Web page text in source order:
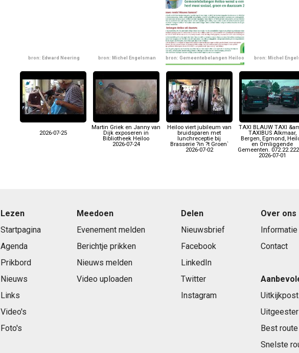
bron: Edward Neering bron: Michel Engelsman bron: Gemeentebelangen Heiloo bron: Michel
2026-07-25
Martin Griek en Janny van
Dijk exposeren in
Bibliotheek Heiloo
2026-07-24
Heiloo viert jubileum van
bruidsparen met
lunchreceptie bij
Brasserie ?in ?t Groen`
2026-07-02
TAXI BLAUW TAXI
TAXIBUS Alkmaar,
Bergen, Egmond,
en Omliggende
Gemeenten.
2026-07-01
Lezen
Startpagina
Agenda
Prikbord
Nieuws
Links
Video's
Foto's
Meedoen
Evenement melden
Berichtje prikken
Nieuws melden
Video uploaden
Delen
Nieuwsbrief
Facebook
LinkedIn
Twitter
Instagram
Over ons
Informatie
Contact
Uitkijkpost
Uitgeester
Best
Snelste